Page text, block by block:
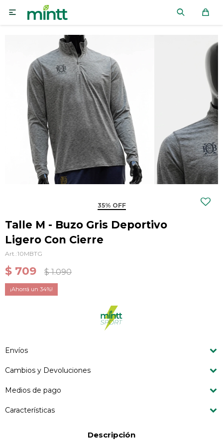

35% OFF
Talle M - Buzo Gris Deportivo
Ligero Con Cierre
10MBTG
$ 709 $ 1.090
34
Envíos
Cambios y Devoluciones
Medios de pago
Características
Descripción